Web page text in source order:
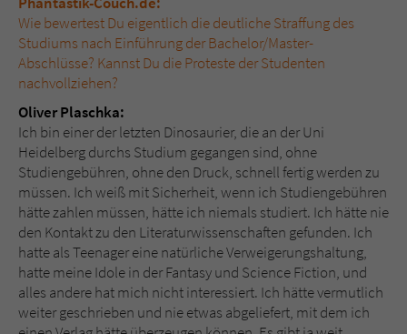
Wie bewertest Du eigentlich die deutliche Straffung des
Studiums nach Einführung der Bachelor/Master-
Abschlüsse? Kannst Du die Proteste der Studenten
nachvollziehen?
Oliver Plaschka:
Ich bin einer der letzten Dinosaurier, die an der Uni
Heidelberg durchs Studium gegangen sind, ohne
Studiengebühren, ohne den Druck, schnell fertig werden zu
müssen. Ich weiß mit Sicherheit, wenn ich Studiengebühren
hätte zahlen müssen, hätte ich niemals studiert. Ich hätte nie
den Kontakt zu den Literaturwissenschaften gefunden. Ich
hatte als Teenager eine natürliche Verweigerungshaltung,
hatte meine Idole in der Fantasy und Science Fiction, und
alles andere hat mich nicht interessiert. Ich hätte vermutlich
weiter geschrieben und nie etwas abgeliefert, mit dem ich